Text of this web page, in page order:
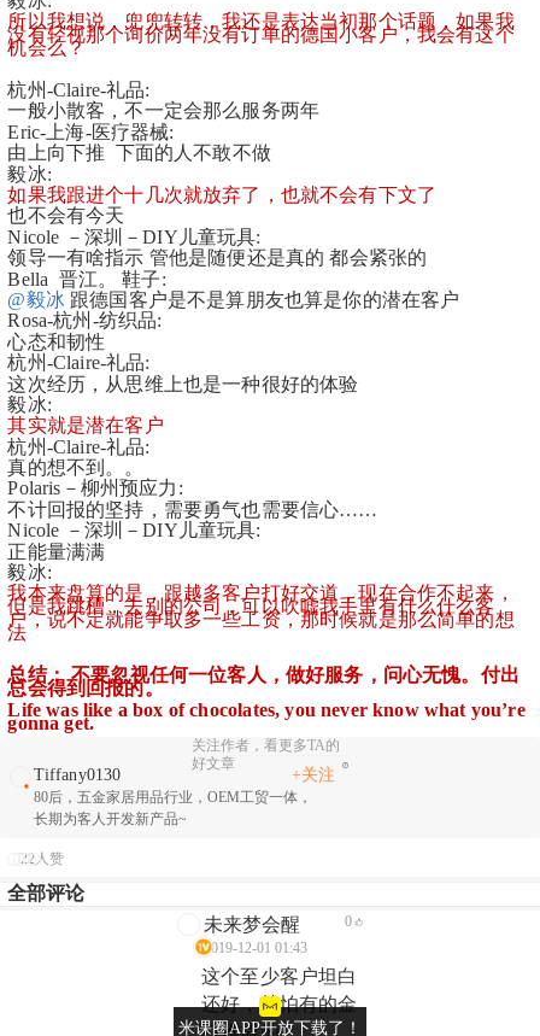
米课圈APP开放下载了！
所以我想说，兜兜转转，我还是表达当初那个话题，如果我
没有轻视那个询价两年没有订单的德国小客户，我会有这个
机会么？
杭州-Claire-礼品:
一般小散客，不一定会那么服务两年
Eric-上海-医疗器械:
由上向下推  下面的人不敢不做
毅冰:
如果我跟进个十几次就放弃了，也就不会有下文了
也不会有今天
Nicole －深圳－DIY儿童玩具:
领导一有啥指示 管他是随便还是真的 都会紧张的
Bella  晋江。 鞋子:
@毅冰 跟德国客户是不是算朋友也算是你的潜在客户
Rosa-杭州-纺织品:
心态和韧性
杭州-Claire-礼品:
这次经历，从思维上也是一种很好的体验
毅冰:
其实就是潜在客户
杭州-Claire-礼品:
真的想不到。。
Polaris－柳州预应力:
不计回报的坚持，需要勇气也需要信心……
Nicole －深圳－DIY儿童玩具:
正能量满满
毅冰:
我本来盘算的是，跟越多客户打好交道，现在合作不起来，
但是我跳槽，去别的公司，可以吹嘘我手里有什么什么客
户，说不定就能争取多一些工资，那时候就是那么简单的想
法
总结： 不要忽视任何一位客人，做好服务，问心无愧。付出
总会得到回报的。
Life was like a box of chocolates, you never know what you’re
gonna get.
关注作者，看更多TA的
好文章
Tiffany0130
80后，五金家居用品行业，OEM工贸一体，
长期为客人开发新产品~
+关注
22人赞
全部评论
未来梦会醒
2019-12-01 01:43
0
这个至少客户坦白
还好，就怕有的金
口难撬的